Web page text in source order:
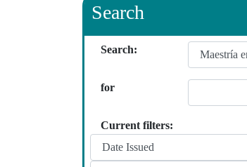
Search
Search:
for
Current filters: